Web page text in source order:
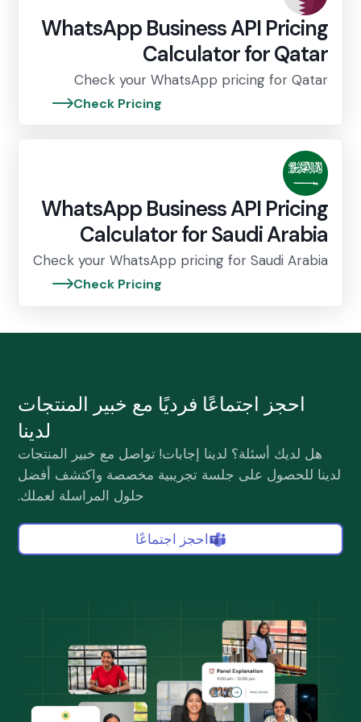
WhatsApp Business API Pricing
Calculator for Qatar
Check your WhatsApp pricing for Qatar
Check Pricing
WhatsApp Business API Pricing
Calculator for Saudi Arabia
Check your WhatsApp pricing for Saudi Arabia
Check Pricing
احجز اجتماعًا فرديًا مع خبير المنتجات
لدينا
هل لديك أسئلة؟ لدينا إجابات! تواصل مع خبير المنتجات
لدينا للحصول على جلسة تجريبية مخصصة واكتشف أفضل
حلول المراسلة لعملك.
احجز اجتماعًا